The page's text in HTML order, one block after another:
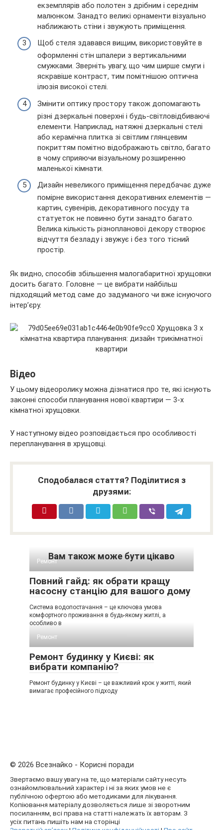
екземплярів або полотен з дрібним і середнім
малюнком. Занадто великі орнаменти візуально
наближають стіни і звужують приміщення.
Щоб стеля здавався вищим, використовуйте в
оформленні стін шпалери з вертикальними
смужками. Зверніть увагу, що чим ширше смуги і
яскравіше контраст, тим помітнішою оптична
ілюзія високої стелі.
Змінити оптику простору також допомагають
різні дзеркальні поверхні і будь-світловідбиваючі
елементи. Наприклад, натяжні дзеркальні стелі
або керамічна плитка зі світлим глянцевим
покриттям помітно відображають світло, багато
в чому сприяючи візуальному розширенню
маленької кімнати.
Дизайн невеликого приміщення передбачає дуже
помірне використання декоративних елементів —
картин, сувенірів, декоративного посуду та
статуеток не повинно бути занадто багато.
Велика кількість різнопланової декору створює
відчуття безладу і звужує і без того тісний
простір.
Як видно, способів збільшення малогабаритної хрущовки
досить багато. Головне — це вибрати найбільш
підходящий метод саме до задуманого чи вже існуючого
інтер’єру.
Відео
У цьому відеоролику можна дізнатися про те, які існують
законні способи планування нової квартири — 3-х
кімнатної хрущовки.
У наступному відео розповідається про особливості
перепланування в хрущовці.
Сподобалася стаття? Поділитися з
друзями:
Вам також може бути цікаво
Ремонт
Повний гайд: як обрати кращу
насосну станцію для вашого дому
Система водопостачання – це ключова умова
комфортного проживання в будь-якому житлі, а
особливо в
Ремонт
Ремонт будинку у Києві: як
вибрати компанію?
Ремонт будинку у Києві – це важливий крок у житті, який
вимагає професійного підходу
© 2026 Всезнайко - Корисні поради
Звертаємо вашу увагу на те, що матеріали сайту несуть
ознайомлювальний характер і ні за яких умов не є
публічною офертою або методиками для лікування.
Копіювання матеріалу дозволяється лише зі зворотним
посиланням, всі права на статті належать їх авторам. З
усіх питань пишіть нам на сторінці